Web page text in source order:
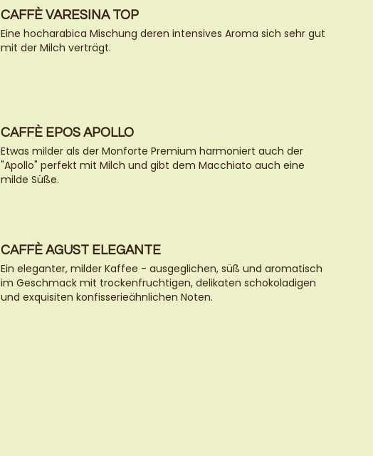
CAFFÈ VARESINA TOP
Eine hocharabica Mischung deren intensives Aroma sich sehr gut
mit der Milch verträgt.
CAFFÈ EPOS APOLLO
Etwas milder als der Monforte Premium harmoniert auch der
"Apollo" perfekt mit Milch und gibt dem Macchiato auch eine
milde Süße.
CAFFÈ AGUST ELEGANTE
Ein eleganter, milder Kaffee - ausgeglichen, süß und aromatisch
im Geschmack mit trockenfruchtigen, delikaten schokoladigen
und exquisiten konfisserieähnlichen Noten.